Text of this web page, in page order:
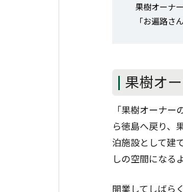
果樹オーナ
「お遍路さ
果樹オ
「果樹オーナ
ら徳島へ戻り、
泊施設として建
しの空間になる
開業してしばら